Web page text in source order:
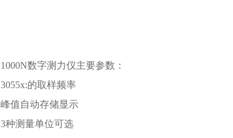
1000N数字测力仪主要参数：
3055x:的取样频率
峰值自动存储显示
3种测量单位可选